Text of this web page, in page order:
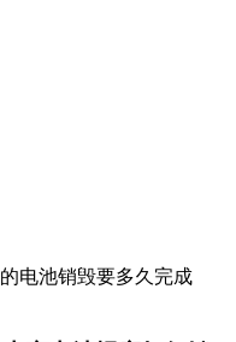
电池销毁要多久完成